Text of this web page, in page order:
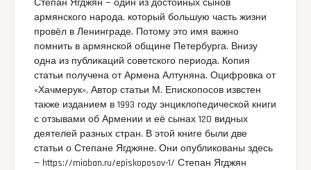
Степан Ягджян — один из достойных сынов
армянского народа, который большую часть жизни
провёл в Ленинграде. Потому это имя важно
помнить в армянской общине Петербурга. Внизу
одна из публикаций советского периода. Копия
статьи получена от Армена Алтуняна. Оцифровка от
«Хачмерук». Автор статьи М. Епископосов извстен
также изданием в 1993 году энциклопедической книги
с отзывами об Армении и её сынах 120 видных
деятелей разных стран. В этой книге были две
статьи о Степане Ягджяне. Они опубликованы здесь
— https://miaban.ru/episkoposov-1/ Степан Ягджян